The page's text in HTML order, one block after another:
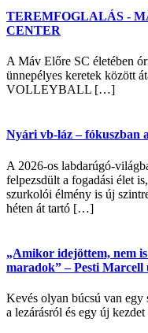
TEREMFOGLALÁS -
CENTER
A Máv Előre SC életében
ünnepélyes keretek között
VOLLEYBALL […]
Nyári vb-láz – fókuszban
A 2026-os labdarúgó-
felpezsdült a fogadási élet
szurkolói élmény is új
héten át tartó […]
„Amikor idejöttem, nem
maradok” – Pesti Marcell
Kevés olyan búcsú van egy
a lezárásról és egy új